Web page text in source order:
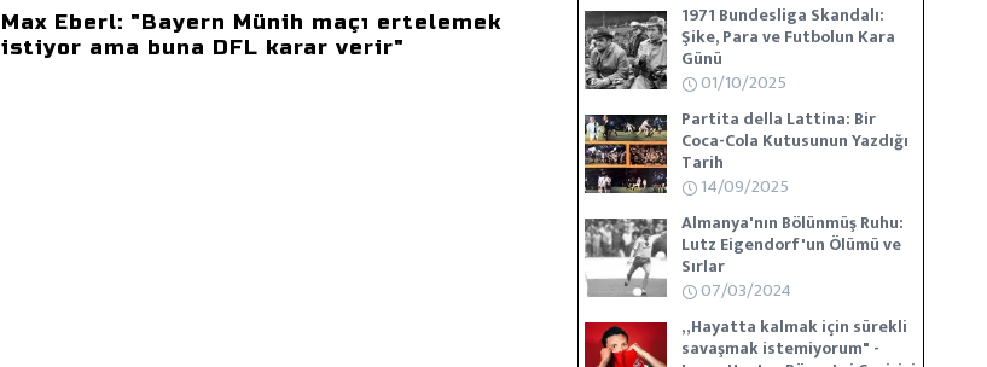
Max Eberl: "Bayern Münih maçı ertelemek
istiyor ama buna DFL karar verir"
1971 Bundesliga Skandalı:
Şike, Para ve Futbolun Kara
Günü
01/10/2025
Partita della Lattina: Bir
Coca-Cola Kutusunun Yazdığı
Tarih
14/09/2025
Almanya'nın Bölünmüş Ruhu:
Lutz Eigendorf'un Ölümü ve
Sırlar
07/03/2024
„Hayatta kalmak için sürekli
savaşmak istemiyorum" -